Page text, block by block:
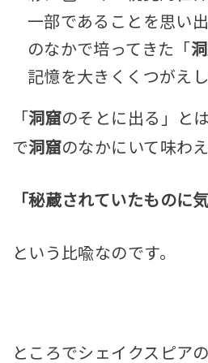
一部であることを思い
のなかで培ってきた「
記憶を大きくくつがえし
「洞窟のそとに出る」と
で洞窟のなかにいて味わ
「秘蔵されていたものに
という比喩なのです。
ところでシェイクスピア